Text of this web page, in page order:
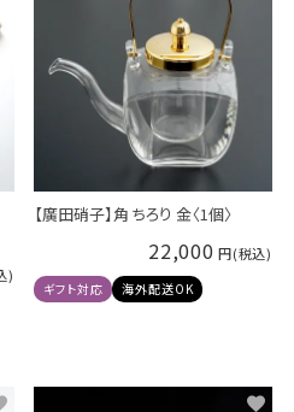
【廣田硝子】角 ちろり 金〈1個〉
22,000
ギフト対応 海外配送OK